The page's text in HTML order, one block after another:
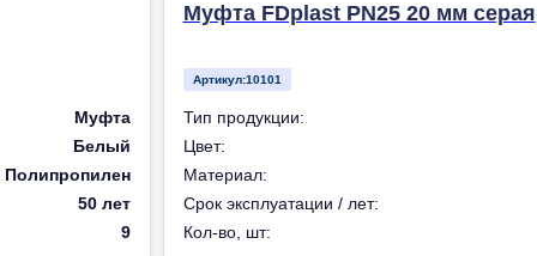
Муфта
Белый
Полипропилен
50 лет
9
Муфта FDplast PN25 20 мм серая
Артикул:10101
Тип продукции:
Цвет:
Материал:
Срок эксплуатации / лет:
Кол-во, шт: